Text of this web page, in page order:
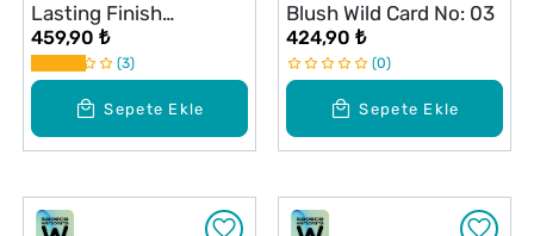
Sepete Ekle
Lasting Finish
Fondöten Gold
459,90 ₺
3
Sepete Ekle
Blush Wild Card No: 03
424,90 ₺
0